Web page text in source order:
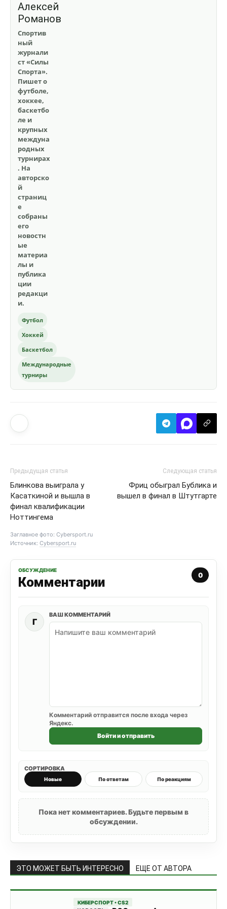
Алексей
Романов
Спортив
ный
журнали
ст «Силы
Спорта».
Пишет о
футболе,
хоккее,
баскетбо
ле и
крупных
междуна
родных
турнирах
. На
авторско
й
страниц
е
собраны
его
новостн
ые
материа
лы и
публика
ции
редакци
и.
Футбол
Хоккей
Баскетбол
Международные
турниры
Предыдущая статья
Блинкова выиграла у
Касаткиной и вышла в
финал квалификации
Ноттингема
Следующая статья
Фриц обыграл Бублика и
вышел в финал в Штутгарте
Заглавное фото: Cybersport.ru
Источник: Cybersport.ru
ОБСУЖДЕНИЕ
Комментарии 0
Г
ВАШ КОММЕНТАРИЙ
Комментарий отправится после входа через
Яндекс.
Войти и отправить
СОРТИРОВКА
Новые По ответам По реакциям
Пока нет комментариев. Будьте первым в
обсуждении.
ЭТО МОЖЕТ БЫТЬ ИНТЕРЕСНО ЕЩЕ ОТ АВТОРА
КИБЕРСПОРТ • CS2